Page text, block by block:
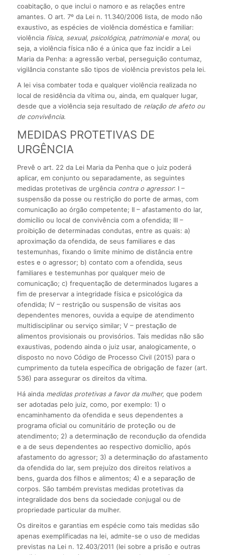
coabitação, o que inclui o namoro e as relações entre
amantes. O art. 7º da Lei n. 11.340/2006 lista, de modo não
exaustivo, as espécies de violência doméstica e familiar:
violência física, sexual, psicológica, patrimoniale moral, ou
seja, a violência física não é a única que faz incidir a Lei
Maria da Penha: a agressão verbal, perseguição contumaz,
vigilância constante são tipos de violência previstos pela lei.
A lei visa combater toda e qualquer violência realizada no
local de residência da vítima ou, ainda, em qualquer lugar,
desde que a violência seja resultado de relação de afeto ou
de convivência.
MEDIDAS PROTETIVAS DE
URGÊNCIA
Prevê o art. 22 da Lei Maria da Penha que o juiz poderá
aplicar, em conjunto ou separadamente, as seguintes
medidas protetivas de urgência contra o agressor: I –
suspensão da posse ou restrição do porte de armas, com
comunicação ao órgão competente; II – afastamento do lar,
domicílio ou local de convivência com a ofendida; III –
proibição de determinadas condutas, entre as quais: a)
aproximação da ofendida, de seus familiares e das
testemunhas, fixando o limite mínimo de dis­tância entre
estes e o agressor; b) contato com a ofendida, seus
familiares e testemunhas por qualquer meio de
comunicação; c) frequentação de determinados lugares a
fim de preservar a integridade física e psicológica da
ofendida; IV – restrição ou suspensão de visitas aos
dependentes menores, ouvida a equipe de atendimento
multidisciplinar ou serviço similar; V – prestação de
alimentos provisionais ou provisórios. Tais medidas não são
exaustivas, podendo ainda o juiz usar, analogi­camente, o
disposto no novo Código de Processo Civil (2015) para o
cumprimento da tutela espe­cífica de obrigação de fazer (art.
536) para assegurar os direitos da vítima.
Há ainda medidas protetivas a favor da mulher, que podem
ser adotadas pelo juiz, como, por exemplo: 1) o
encaminhamento da ofendida e seus dependentes a
programa oficial ou co­munitário de proteção ou de
atendimento; 2) a determinação de recondução da ofendida
e a de seus dependentes ao respectivo domicílio, após
afastamento do agressor; 3) a determinação do afastamento
da ofendida do lar, sem prejuízo dos direitos relativos a
bens, guarda dos filhos e alimentos; 4) e a separação de
corpos. São também previstas medidas protetivas da
integralidade dos bens da sociedade conjugal ou de
propriedade particular da mulher.
Os direitos e garantias em espécie como tais medidas são
apenas exemplificadas na lei, admite-se o uso de medidas
previstas na Lei n. 12.403/2011 (lei sobre a prisão e outras